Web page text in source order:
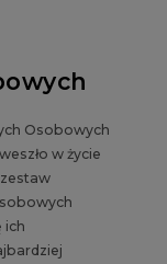
Osobowych
w życie
ich